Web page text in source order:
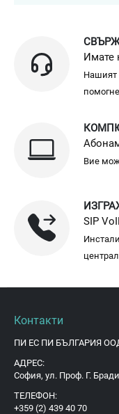
Имате
Нашият
Вие
SIP
Контакти
ПИ ЕС ПИ БЪЛГАРИЯ
АДРЕС:
София, ул. Проф. Г.
ТЕЛЕФОН:
+359 (2) 439 40 70